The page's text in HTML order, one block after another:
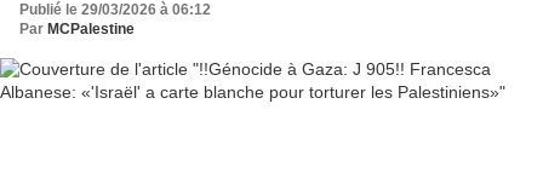
Publié le 29/03/2026 à 06:12
Par MCPalestine